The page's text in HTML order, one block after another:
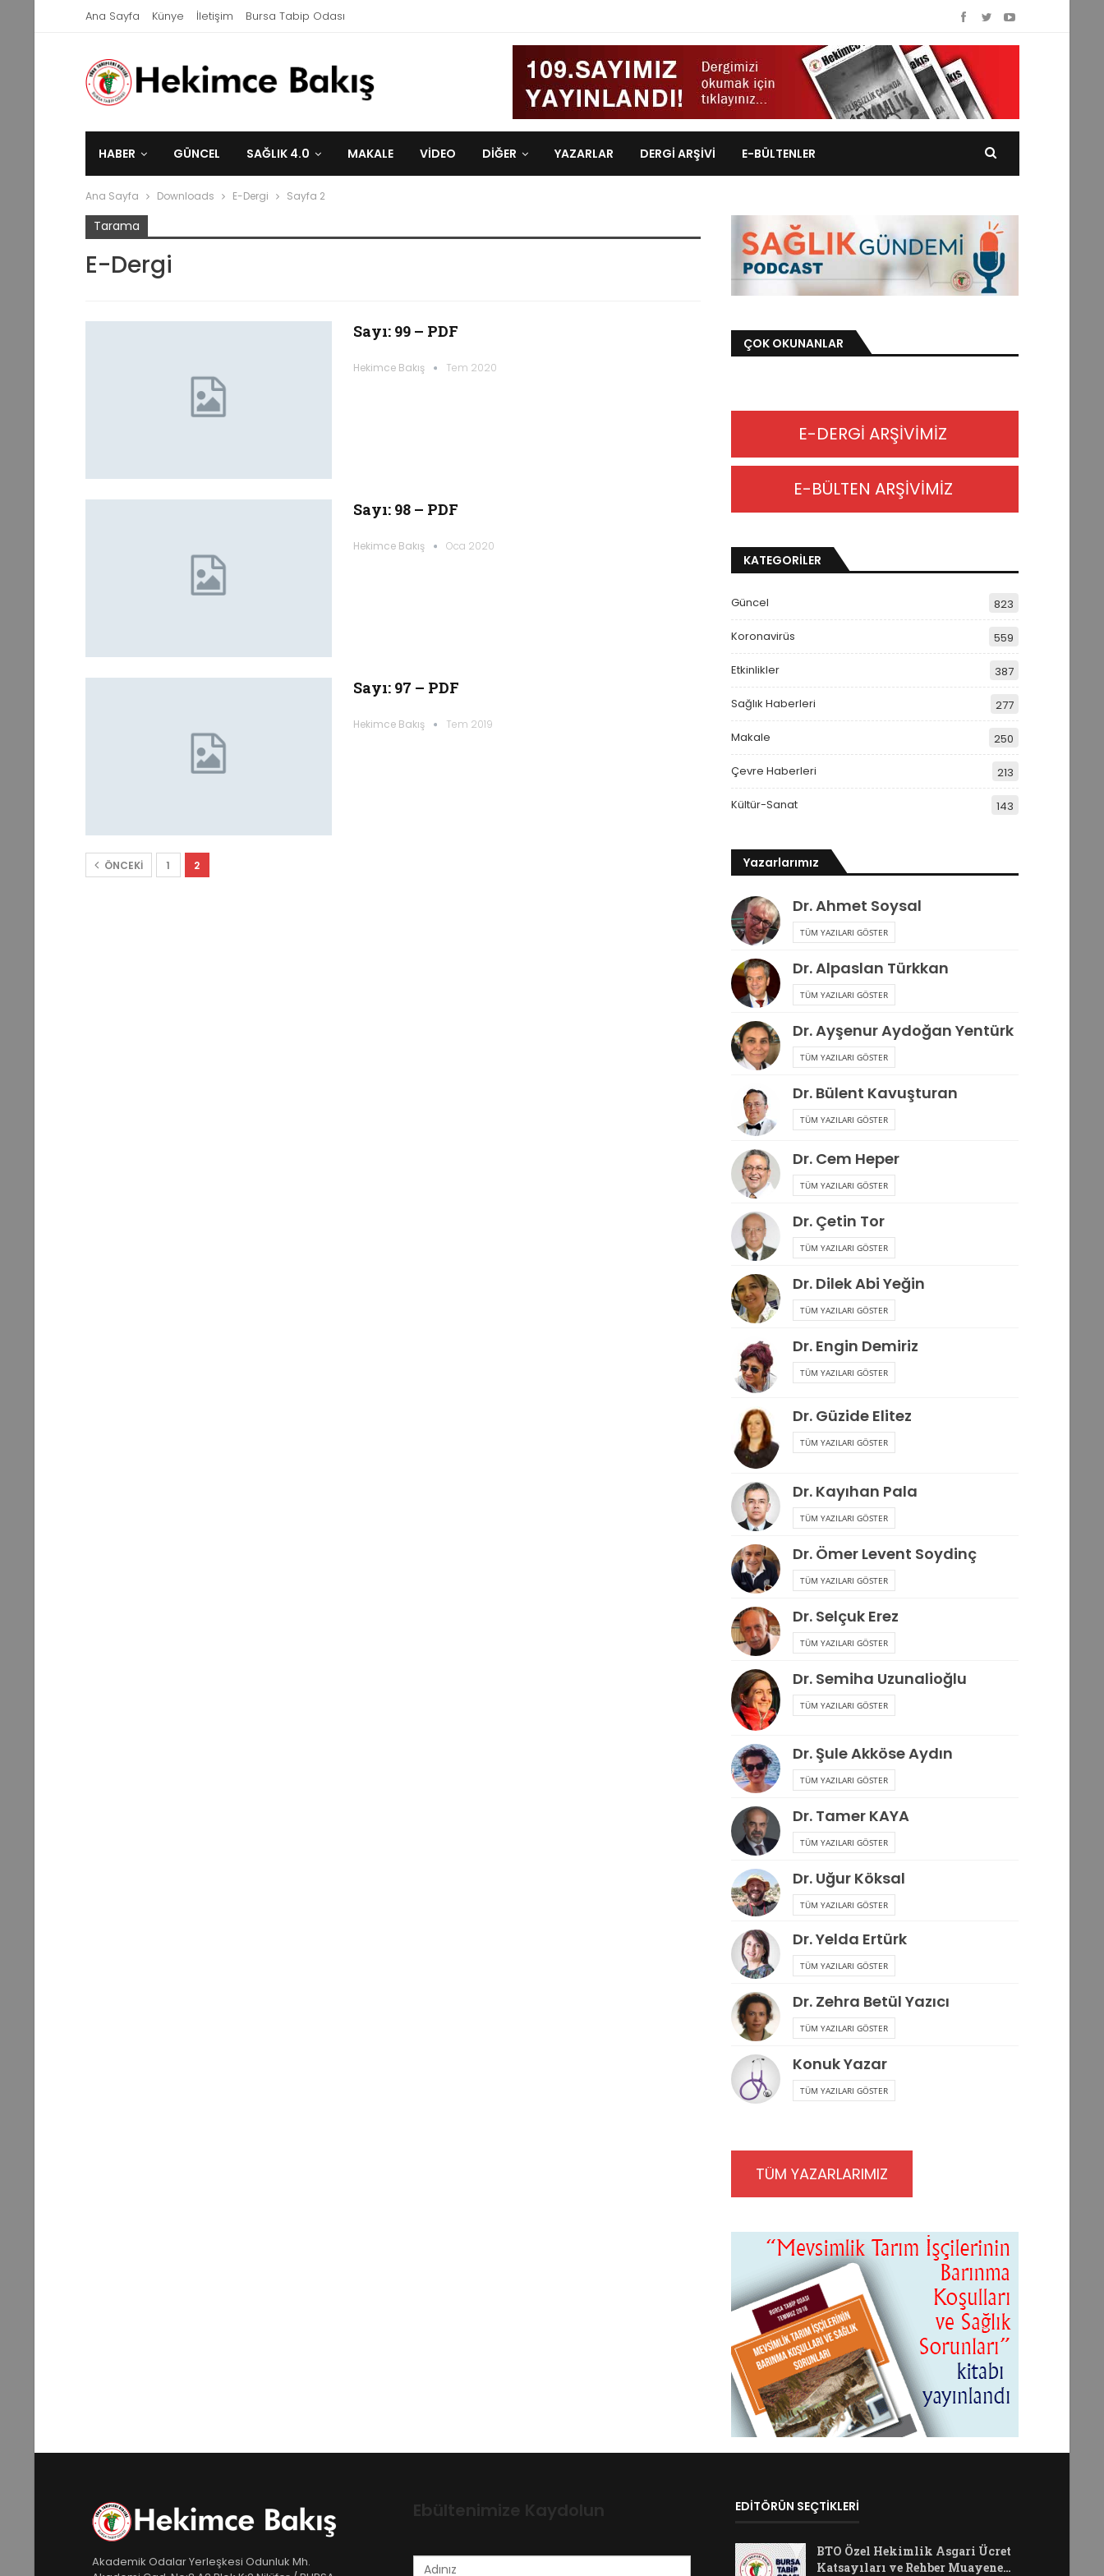
Ana Sayfa Künye İletişim Bursa Tabip Odası
HABER GÜNCEL SAĞLIK 4.0 MAKALE VIDEO DİĞER YAZARLAR DERGI ARŞIVI E-BÜLTENLER
Ana Sayfa Downloads E-Dergi Sayfa 2
Tarama
E-Dergi
Sayı: 99 – PDF
Hekimce Bakış Tem 2020
Sayı: 98 – PDF
Hekimce Bakış Oca 2020
Sayı: 97 – PDF
Hekimce Bakış Tem 2019
ÖNCEKI 1 2
ÇOK OKUNANLAR
E-DERGİ ARŞİVİMİZ
E-BÜLTEN ARŞİVİMİZ
KATEGORİLER
Güncel 823
Koronavirüs 559
Etkinlikler 387
Sağlık Haberleri 277
Makale 250
Çevre Haberleri 213
Kültür-Sanat 143
Yazarlarımız
Dr. Ahmet Soysal
TÜM YAZILARI GÖSTER
Dr. Alpaslan Türkkan
TÜM YAZILARI GÖSTER
Dr. Ayşenur Aydoğan Yentürk
TÜM YAZILARI GÖSTER
Dr. Bülent Kavuşturan
TÜM YAZILARI GÖSTER
Dr. Cem Heper
TÜM YAZILARI GÖSTER
Dr. Çetin Tor
TÜM YAZILARI GÖSTER
Dr. Dilek Abi Yeğin
TÜM YAZILARI GÖSTER
Dr. Engin Demiriz
TÜM YAZILARI GÖSTER
Dr. Güzide Elitez
TÜM YAZILARI GÖSTER
Dr. Kayıhan Pala
TÜM YAZILARI GÖSTER
Dr. Ömer Levent Soydinç
TÜM YAZILARI GÖSTER
Dr. Selçuk Erez
TÜM YAZILARI GÖSTER
Dr. Semiha Uzunalioğlu
TÜM YAZILARI GÖSTER
Dr. Şule Akköse Aydın
TÜM YAZILARI GÖSTER
Dr. Tamer KAYA
TÜM YAZILARI GÖSTER
Dr. Uğur Köksal
TÜM YAZILARI GÖSTER
Dr. Yelda Ertürk
TÜM YAZILARI GÖSTER
Dr. Zehra Betül Yazıcı
TÜM YAZILARI GÖSTER
Konuk Yazar
TÜM YAZILARI GÖSTER
TÜM YAZARLARIMIZ
Akademik Odalar Yerleşkesi Odunluk Mh.
Ebültenimize Kaydolun EDİTÖRÜN SEÇTİKLERİ
BTO Özel Hekimlik Asgari Ücret
Katsayıları ve Rehber Muayene…